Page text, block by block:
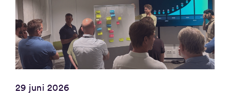
29 juni 2026